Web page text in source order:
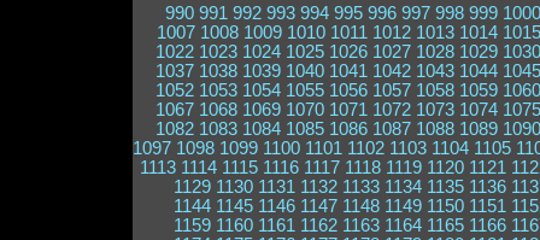
990 991 992 993 994 995 996 997 998 999 1000
1007 1008 1009 1010 1011 1012 1013 1014 1015
1022 1023 1024 1025 1026 1027 1028 1029 1030
1037 1038 1039 1040 1041 1042 1043 1044 1045
1052 1053 1054 1055 1056 1057 1058 1059 1060
1067 1068 1069 1070 1071 1072 1073 1074 1075
1082 1083 1084 1085 1086 1087 1088 1089 1090
1097 1098 1099 1100 1101 1102 1103 1104 1105
1113 1114 1115 1116 1117 1118 1119 1120 1121
1129 1130 1131 1132 1133 1134 1135 1136
1144 1145 1146 1147 1148 1149 1150 1151
1159 1160 1161 1162 1163 1164 1165 1166